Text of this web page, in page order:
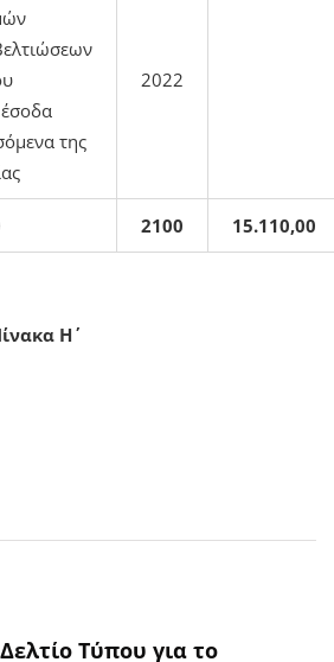
της
2022
2100 15.110,00
Η΄
Τύπου για το